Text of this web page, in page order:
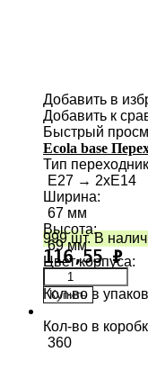
Добавить в
Добавить к
Быстрый
Ecola base
Тип
E27 → 2хE14
Ширина:
67 мм
Высота:
69 мм
Цвет корпуса:
Кол-во в
Кол-во в
360
999 шт. В
116,55₽
Купить